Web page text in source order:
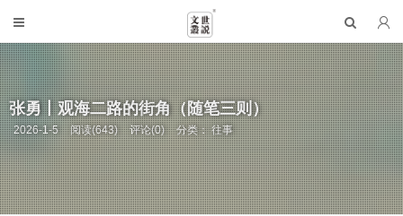
张勇丨观海二路的街角（随笔三则）
2026-1-5 阅读(643) 评论(0) 分类：往事